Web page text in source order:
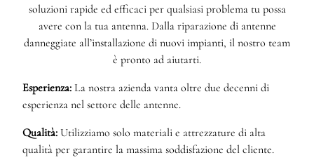
soluzioni rapide ed efficaci per qualsiasi problema tu possa
avere con la tua antenna. Dalla riparazione di antenne
danneggiate all’installazione di nuovi impianti, il nostro team
è pronto ad aiutarti.
Esperienza: La nostra azienda vanta oltre due decenni di
esperienza nel settore delle antenne.
Qualità: Utilizziamo solo materiali e attrezzature di alta
qualità per garantire la massima soddisfazione del cliente.